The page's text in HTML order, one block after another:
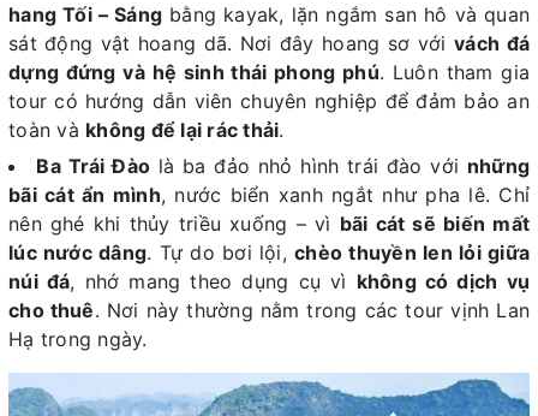
hang Tối – Sáng bằng kayak, lặn ngắm san hô và quan
sát động vật hoang dã. Nơi đây hoang sơ vớivách đá
dựng đứng và hệ sinh thái phong phú. Luôn tham gia
tour có hướng dẫn viên chuyên nghiệp để đảm bảo an
toàn và không để lại rác thải.
Ba Trái Đào là ba đảo nhỏ hình trái đào với những
bãi cát ẩn mình, nước biển xanh ngắt như pha lê. Chỉ
nên ghé khi thủy triều xuống – vì bãi cát sẽ biến mất
lúc nước dâng. Tự do bơi lội,chèo thuyền len lỏi giữa
núi đá, nhớ mang theo dụng cụ vì không có dịch vụ
cho thuê. Nơi này thường nằm trong các tour vịnh Lan
Hạ trong ngày.